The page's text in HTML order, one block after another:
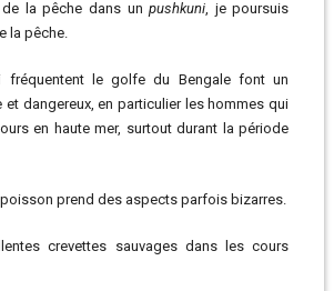
la pêche dans un pushkuni, je poursuis
la pêche.
fréquentent le golfe du Bengale font un
et dangereux, en particulier les hommes qui
en haute mer, surtout durant la période
prend des aspects parfois bizarres.
crevettes sauvages dans les cours